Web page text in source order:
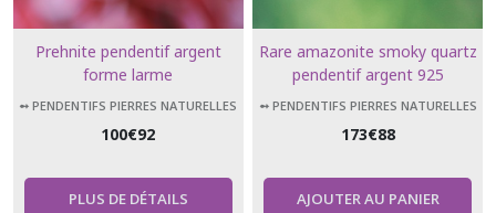
Prehnite pendentif argent
forme larme
➻ PENDENTIFS PIERRES NATURELLES
100€92
PLUS DE DÉTAILS
Rare amazonite smoky quartz
pendentif argent 925
➻ PENDENTIFS PIERRES NATURELLES
173€88
AJOUTER AU PANIER